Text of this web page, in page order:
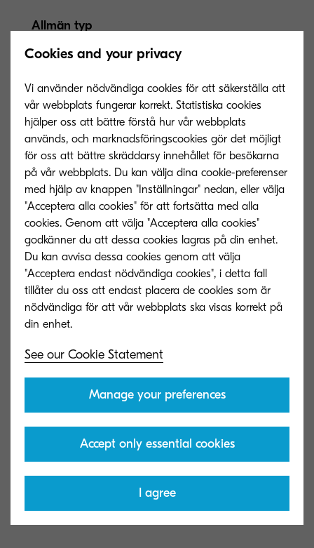
Allmän typ
SVART/VIT SKRIVARE FÖR A4-FORMAT
Utskriftshastighet
Upp till 60 A4-sidor per minut
Uppvärmningstid
Ca 25 sekunder eller mindre sedan
strömmen slagits på
Strömförbrukning
Utskrift: 710.2 W, Ready mode: 9 W,
Sleep-mode: 0.5 W
Garanti
garanterar trumman och framkallaren i 3
som inträffar tidigare), förutsatt att varje
enhet används och rengörs i enlighet
garantiförlängningar på plats tillgängliga
Cookies and your privacy
Vi använder nödvändiga cookies för att säkerställa att
vår webbplats fungerar korrekt. Statistiska cookies
hjälper oss att bättre förstå hur vår webbplats
används, och marknadsföringscookies gör det möjligt
för oss att bättre skräddarsy innehållet för besökarna
på vår webbplats. Du kan välja dina cookie-preferenser
med hjälp av knappen "Inställningar" nedan, eller välja
"Acceptera alla cookies" för att fortsätta med alla
cookies. Genom att välja "Acceptera alla cookies"
godkänner du att dessa cookies lagras på din enhet.
Du kan avvisa dessa cookies genom att välja
"Acceptera endast nödvändiga cookies", i detta fall
tillåter du oss att endast placera de cookies som är
nödvändiga för att vår webbplats ska visas korrekt på
See our Cookie Statement
Manage your preferences
Accept only essential cookies
I agree